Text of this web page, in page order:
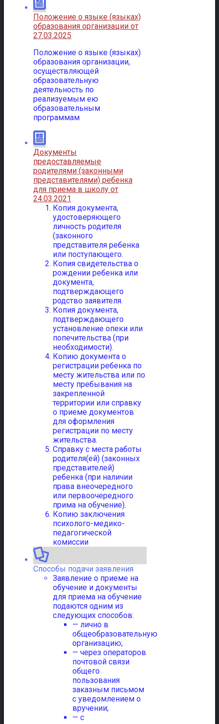
Положение о языке (языках)
образования организации от
27.03.2025
Положение о языке (языках)
образования организации,
осуществляющей
образовательную
деятельность по
реализуемым ею
образовательным
программам
Документы
предоставляемые
родителями (законными
представителями) ребенка
для приема в школу от
24.03.2021
Копия документа,
удостоверяющего
личность родителя
(законного
представителя ребенка
или поступающего.
Копия свидетельства о
рождении ребенка или
документа,
подтверждающего
родство заявителя.
Копия документа,
подтверждающего
установление опеки или
попечительства (при
необходимости).
Копию документа о
регистрации ребенка по
месту жительства или по
месту пребывания на
закрепленной
территории или справку
о приеме документов
для оформления
регистрации по месту
жительства.
Справку с места работы
родителя(ей) (законных
представителей)
ребенка (при наличии
права внеочередного
или первоочередного
прима на обучение).
Копию заключения
психолого-медико-
педагогической
комиссии
Способы подачи заявления
Заявление о приеме на
обучение и документы
для приема на обучение
подаются одним из
следующих способов:
— лично в
общеобразовательную
организацию;
— через операторов
почтовой связи
общего
пользования
заказным письмом
с уведомлением о
вручении;
— с